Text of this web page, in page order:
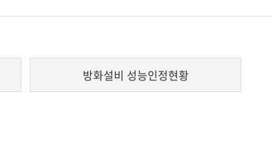
방화설비 성능인정현황